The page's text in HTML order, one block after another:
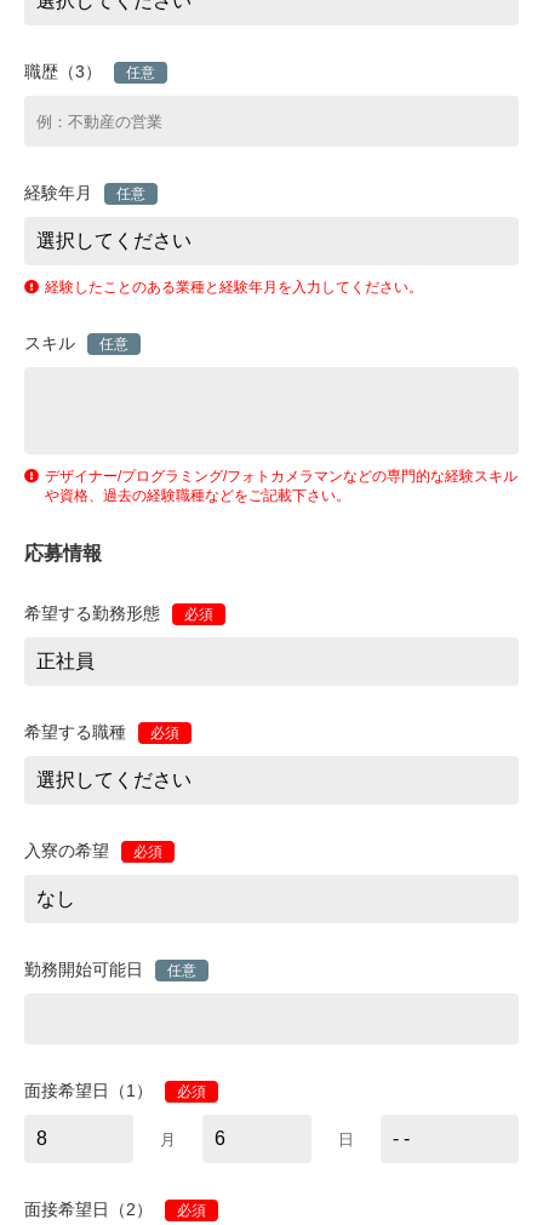
職歴（3） 任意
経験年月 任意
経験したことのある業種と経験年月を入力してください。
スキル 任意
デザイナー/プログラミング/フォトカメラマンなどの専門的な経験スキル
や資格、過去の経験職種などをご記載下さい。
応募情報
希望する勤務形態 必須
希望する職種 必須
入寮の希望 必須
勤務開始可能日 任意
面接希望日（1） 必須
月 日
面接希望日（2） 必須